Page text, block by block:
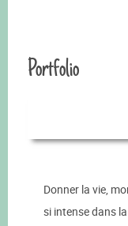
Portfolio
Donner la vie,
si intense dans